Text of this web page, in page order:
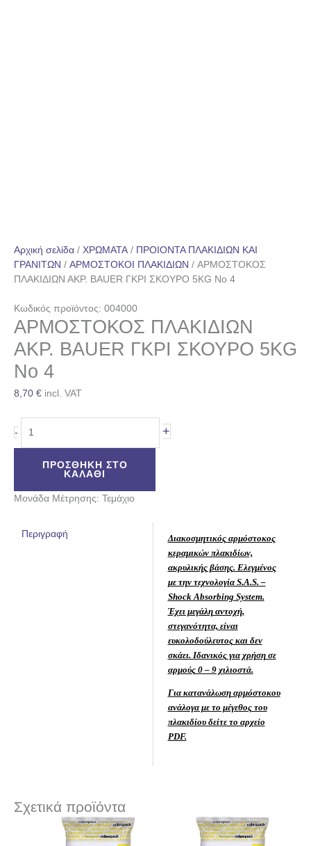
Αρχική σελίδα / ΧΡΩΜΑΤΑ / ΠΡΟΙΟΝΤΑ ΠΛΑΚΙΔΙΩΝ ΚΑΙ
ΓΡΑΝΙΤΩΝ / ΑΡΜΟΣΤΟΚΟΙ ΠΛΑΚΙΔΙΩΝ / ΑΡΜΟΣΤΟΚΟΣ
ΠΛΑΚΙΔΙΩΝ ΑΚΡ. BAUER ΓΚΡΙ ΣΚΟΥΡΟ 5KG Νο 4
Κωδικός προϊόντος: 004000
ΑΡΜΟΣΤΟΚΟΣ ΠΛΑΚΙΔΙΩΝ
ΑΚΡ. BAUER ΓΚΡΙ ΣΚΟΥΡΟ 5KG
Νο 4
8,70 € incl. VAT
- +
ΠΡΟΣΘΉΚΗ ΣΤΟ
ΚΑΛΆΘΙ
Μονάδα Μέτρησης: Τεμάχιο
Περιγραφή
Διακοσμητικός αρμόστοκος
κεραμικών πλακιδίων,
ακρυλικής βάσης. Ελεγμένος
με την τεχνολογία S.A.S. –
Shock Absorbing System.
Έχει μεγάλη αντοχή,
στεγανότητα, είναι
ευκολοδούλευτος και δεν
σκάει. Ιδανικός για χρήση σε
αρμούς 0 – 9 χιλιοστά.
Για κατανάλωση αρμόστοκου
ανάλογα με το μέγεθος του
πλακιδίου δείτε το αρχείο
PDF.
Σχετικά προϊόντα